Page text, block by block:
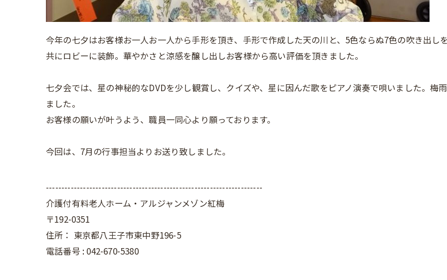
今年の七夕はお客様お一人お一人から手形を頂き、手形で作成した天の川と、5色ならぬ7色の吹き出し
共にロビーに装飾。華やかさと涼感を醸し出しお客様から高い評価を頂きました。
七夕会では、星の神秘的なDVDを少し観賞し、クイズや、星に因んだ歌をピアノ演奏で唄いました。梅
ました。
お客様の願いが叶うよう、職員一同心より願っております。
今回は、7月の行事担当よりお送り致しました。
----------------------------------------------------------------------
介護付有料老人ホーム・アルジャンメゾン紅梅
〒192-0351
住所： 東京都八王子市東中野196-5
電話番号 : 042-670-5380